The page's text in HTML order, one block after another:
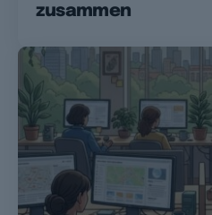
zusammen